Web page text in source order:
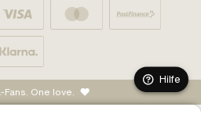
One love.
Hilfe